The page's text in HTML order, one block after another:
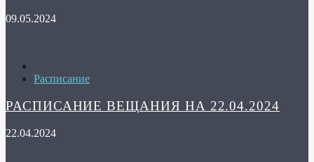
09.05.2024
Расписание
РАСПИСАНИЕ ВЕЩАНИЯ НА 22.04.2024
22.04.2024